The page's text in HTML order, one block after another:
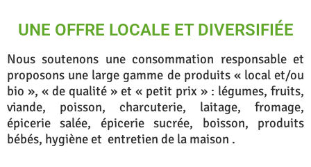
UNE OFFRE LOCALE ET DIVERSIFIÉE
Nous soutenons une consommation responsable et
proposons une large gamme de produits « local et/ou
bio », « de qualité » et « petit prix » : légumes, fruits,
viande, poisson, charcuterie, laitage, fromage,
épicerie salée, épicerie sucrée, boisson, produits
bébés, hygiène et entretien de la maison .